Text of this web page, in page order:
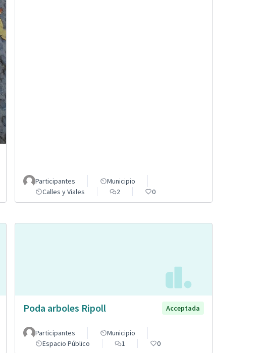
Participantes
Municipio
Calles y Viales
2 0
Poda arboles Ripoll Acceptada
Participantes
Municipio
Espacio Público
1 0